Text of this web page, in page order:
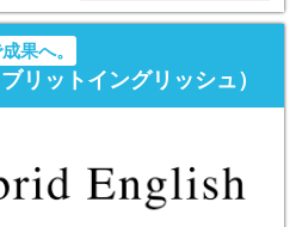
果へ。
リットイングリッシュ）